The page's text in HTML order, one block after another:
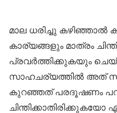
മാല ധരിച്ചു
കാര്യങ്ങളും മാത്രം
പ്രവര്‍ത്തിക്കുകയും
സാഹചര്യത്തില്‍ അത്
കുറഞ്ഞത് പരദൂഷണം